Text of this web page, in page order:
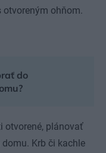
otvoreným ohňom.
do
otvorené, plánovať
Krb či kachle